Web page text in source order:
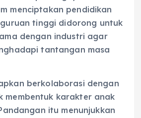
menciptakan pendidikan
tinggi didorong untuk
dengan industri agar
tantangan masa
berkolaborasi dengan
membentuk karakter anak
itu menunjukkan